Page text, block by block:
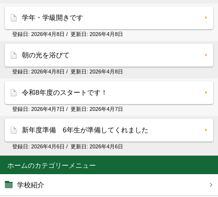
ホーム
学校紹介
学年・学級開きです
登録日: 2026年4月8日 / 更新日: 2026年4月8日
朝の光を浴びて
登録日: 2026年4月8日 / 更新日: 2026年4月8日
令和8年度のスタートです！
登録日: 2026年4月7日 / 更新日: 2026年4月7日
新年度準備 6年生が準備してくれました
登録日: 2026年4月6日 / 更新日: 2026年4月6日